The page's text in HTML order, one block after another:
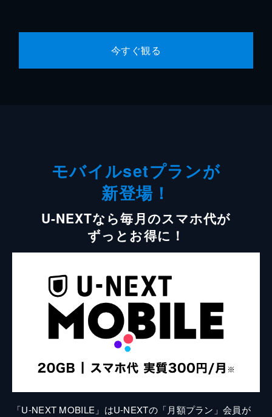
今すぐ観る
モバイルsetプランが
新登場！
U-NEXTなら毎月のスマホ代が
ずっとお得に！
「U-NEXT MOBILE」はU-NEXTの「月額プラン」会員が